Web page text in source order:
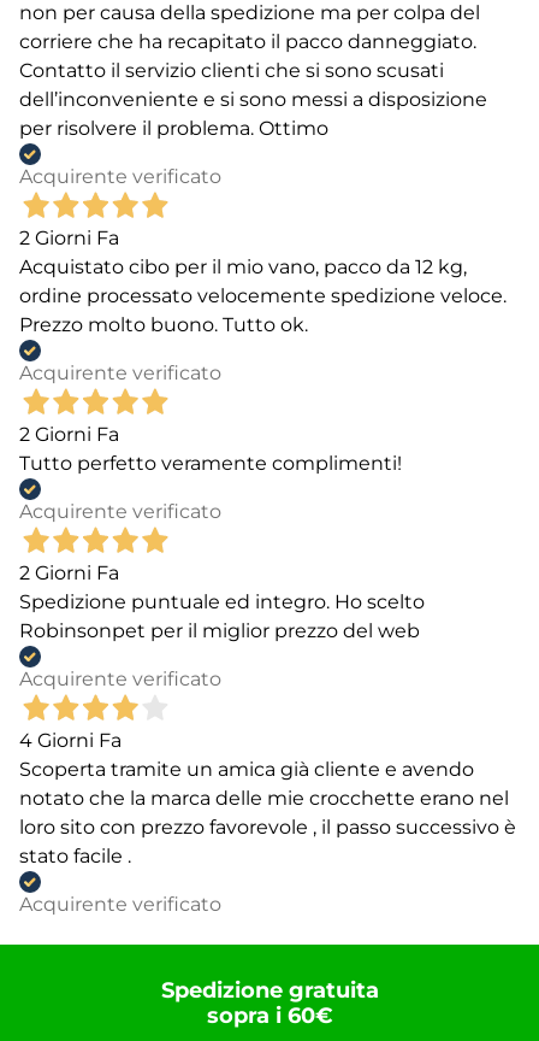
non per causa della spedizione ma per colpa del
corriere che ha recapitato il pacco danneggiato.
Contatto il servizio clienti che si sono scusati
dell’inconveniente e si sono messi a disposizione
per risolvere il problema. Ottimo
Acquirente verificato
2 Giorni Fa
Acquistato cibo per il mio vano, pacco da 12 kg,
ordine processato velocemente spedizione veloce.
Prezzo molto buono. Tutto ok.
Acquirente verificato
2 Giorni Fa
Tutto perfetto veramente complimenti!
Acquirente verificato
2 Giorni Fa
Spedizione puntuale ed integro. Ho scelto
Robinsonpet per il miglior prezzo del web
Acquirente verificato
4 Giorni Fa
Scoperta tramite un amica già cliente e avendo
notato che la marca delle mie crocchette erano nel
loro sito con prezzo favorevole , il passo successivo è
stato facile .
Acquirente verificato
Spedizione gratuita
sopra i 60€